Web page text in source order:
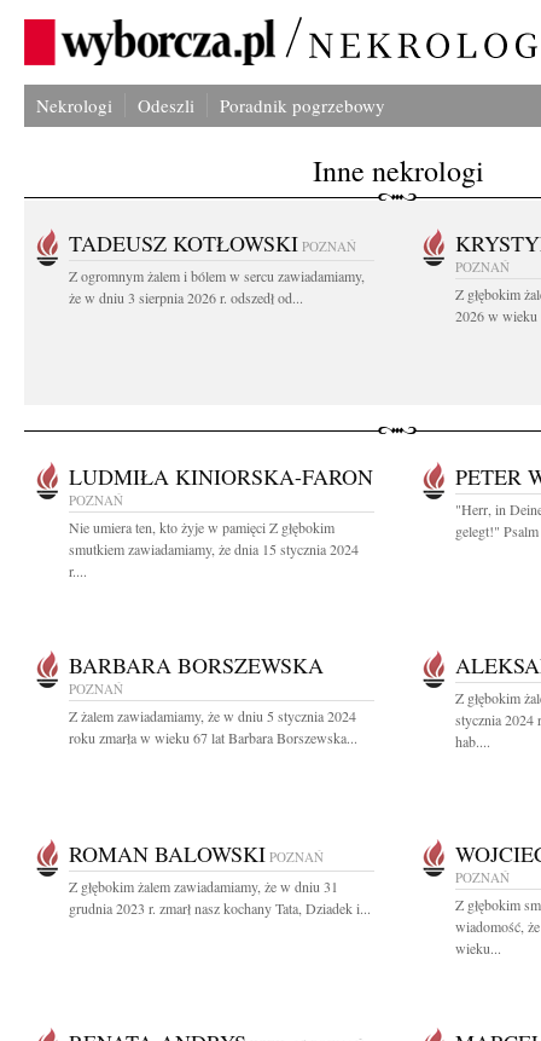
Nekrologi Odeszli Poradnik pogrzebowy
Inne nekrologi
TADEUSZ KOTŁOWSKI POZNAŃ
Z ogromnym żalem i bólem w sercu zawiadamiamy,
że w dniu 3 sierpnia 2026 r. odszedł od...
POZNAŃ
Z głębokim
2026 w wieku
LUDMIŁA KINIORSKA-FARON
POZNAŃ
Nie umiera ten, kto żyje w pamięci Z głębokim
smutkiem zawiadamiamy, że dnia 15 stycznia 2024
r....
PETER
"Herr, in
gelegt!"
BARBARA BORSZEWSKA
POZNAŃ
Z żalem zawiadamiamy, że w dniu 5 stycznia 2024
roku zmarła w wieku 67 lat Barbara Borszewska...
Z głębokim
stycznia 2024
hab....
ROMAN BALOWSKI POZNAŃ
Z głębokim żalem zawiadamiamy, że w dniu 31
grudnia 2023 r. zmarł nasz kochany Tata, Dziadek i...
POZNAŃ
Z głębokim
wiadomość,
wieku...